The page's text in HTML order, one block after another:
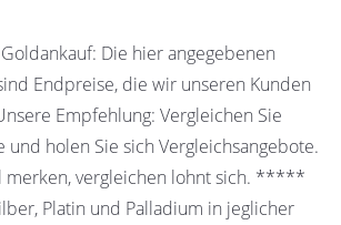
Die hier angegebenen
Endpreise, die wir unseren Kunden
Empfehlung: Vergleichen Sie
und holen Sie sich Vergleichsangebote.
merken, vergleichen lohnt sich. *****
Platin und Palladium in jeglicher